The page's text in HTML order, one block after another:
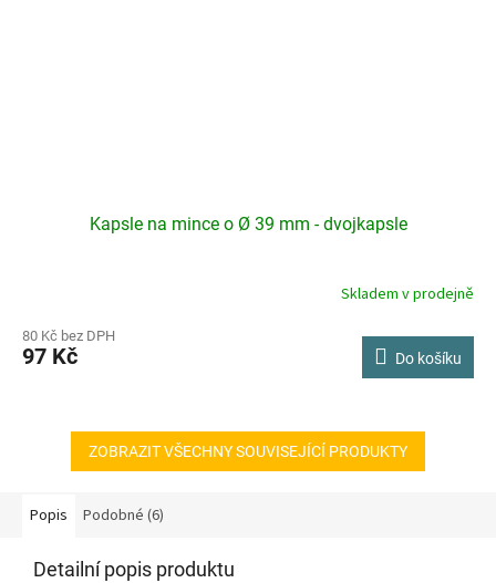
Kapsle na mince o Ø 39 mm - dvojkapsle
Skladem v prodejně
80 Kč bez DPH
97 Kč Do košíku
ZOBRAZIT VŠECHNY SOUVISEJÍCÍ PRODUKTY
Popis Podobné (6)
Detailní popis produktu